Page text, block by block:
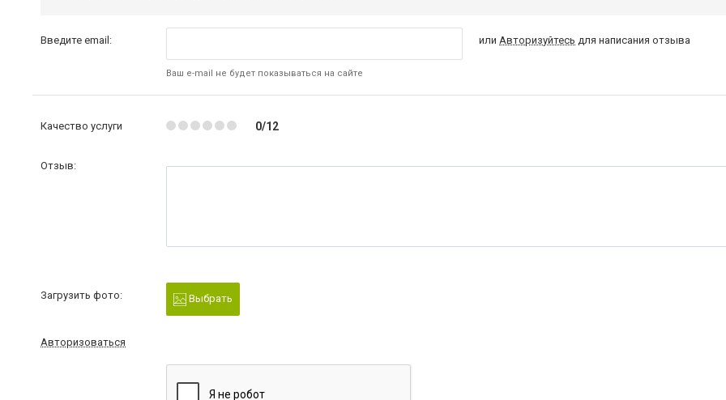
Введите email:
Ваш e-mail не будет показываться на сайте
илиАвторизуйтесь для написания отзыва
Качество услуги 0/12
Отзыв:
Загрузить фото: Выбрать
Авторизоваться